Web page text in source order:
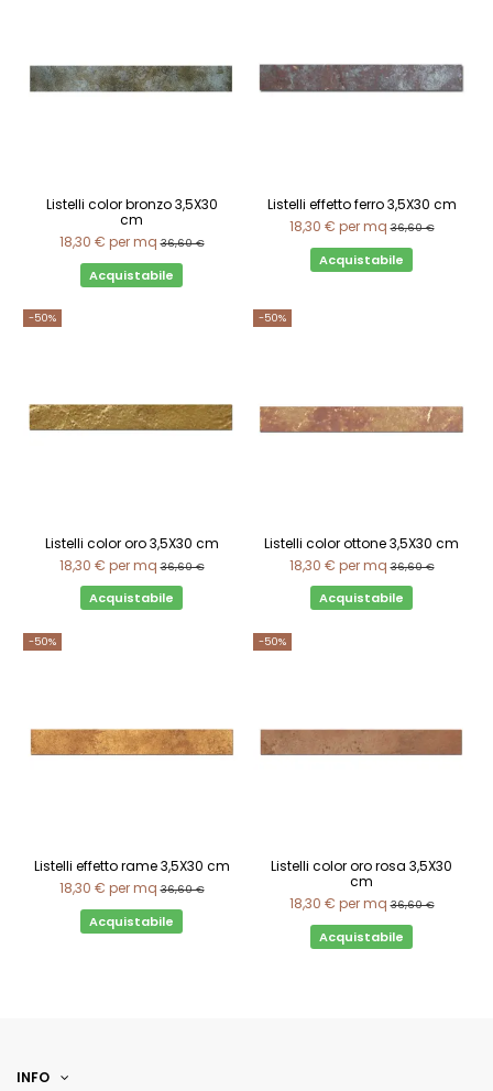
Listelli color bronzo 3,5X30
cm
18,30 € per mq 36,60 €
Acquistabile
Listelli effetto ferro 3,5X30 cm
18,30 € per mq 36,60 €
Acquistabile
-50%
Listelli color oro 3,5X30 cm
18,30 € per mq 36,60 €
Acquistabile
-50%
Listelli color ottone 3,5X30 cm
18,30 € per mq 36,60 €
Acquistabile
-50%
Listelli effetto rame 3,5X30 cm
18,30 € per mq 36,60 €
Acquistabile
-50%
Listelli color oro rosa 3,5X30
cm
18,30 € per mq 36,60 €
Acquistabile
INFO